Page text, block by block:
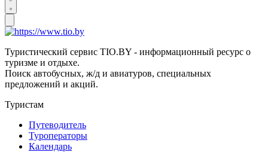
Туристический сервис TIO.BY - информационный ресурс о
туризме и отдыхе.
Поиск автобусных, ж/д и авиатуров, специальных
предложений и акций.
Туристам
Путеводитель
Туроператоры
Календарь